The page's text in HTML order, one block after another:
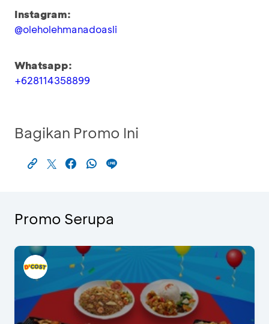
Instagram:
@oleholehmanadoasli
Whatsapp:
+628114358899
Bagikan Promo Ini
Promo Serupa